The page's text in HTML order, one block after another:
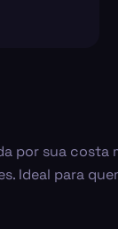
por sua
Ideal para